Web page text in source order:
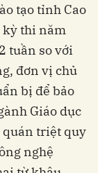
tạo tỉnh Cao
kỳ thi năm
tuần so với
đơn vị chủ
bị để bảo
Giáo dục
quán triệt quy
nghệ